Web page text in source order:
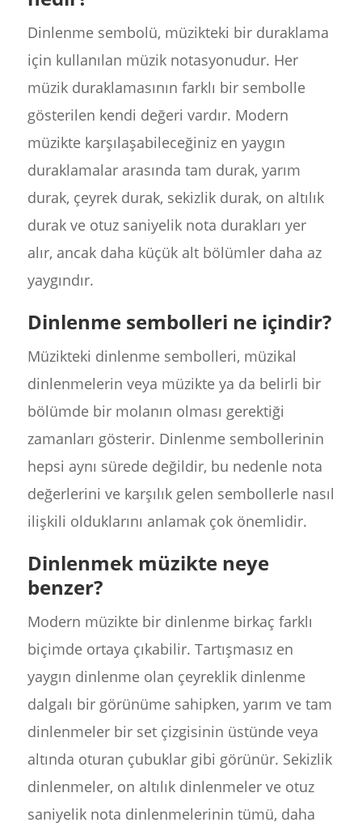
Dinlenme sembolü, müzikteki bir duraklama
için kullanılan müzik notasyonudur. Her
müzik duraklamasının farklı bir sembolle
gösterilen kendi değeri vardır. Modern
müzikte karşılaşabileceğiniz en yaygın
duraklamalar arasında tam durak, yarım
durak, çeyrek durak, sekizlik durak, on altılık
durak ve otuz saniyelik nota durakları yer
alır, ancak daha küçük alt bölümler daha az
yaygındır.
Dinlenme sembolleri ne içindir?
Müzikteki dinlenme sembolleri, müzikal
dinlenmelerin veya müzikte ya da belirli bir
bölümde bir molanın olması gerektiği
zamanları gösterir. Dinlenme sembollerinin
hepsi aynı sürede değildir, bu nedenle nota
değerlerini ve karşılık gelen sembollerle nasıl
ilişkili olduklarını anlamak çok önemlidir.
Dinlenmek müzikte neye
benzer?
Modern müzikte bir dinlenme birkaç farklı
biçimde ortaya çıkabilir. Tartışmasız en
yaygın dinlenme olan çeyreklik dinlenme
dalgalı bir görünüme sahipken, yarım ve tam
dinlenmeler bir set çizgisinin üstünde veya
altında oturan çubuklar gibi görünür. Sekizlik
dinlenmeler, on altılık dinlenmeler ve otuz
saniyelik nota dinlenmelerinin tümü, daha